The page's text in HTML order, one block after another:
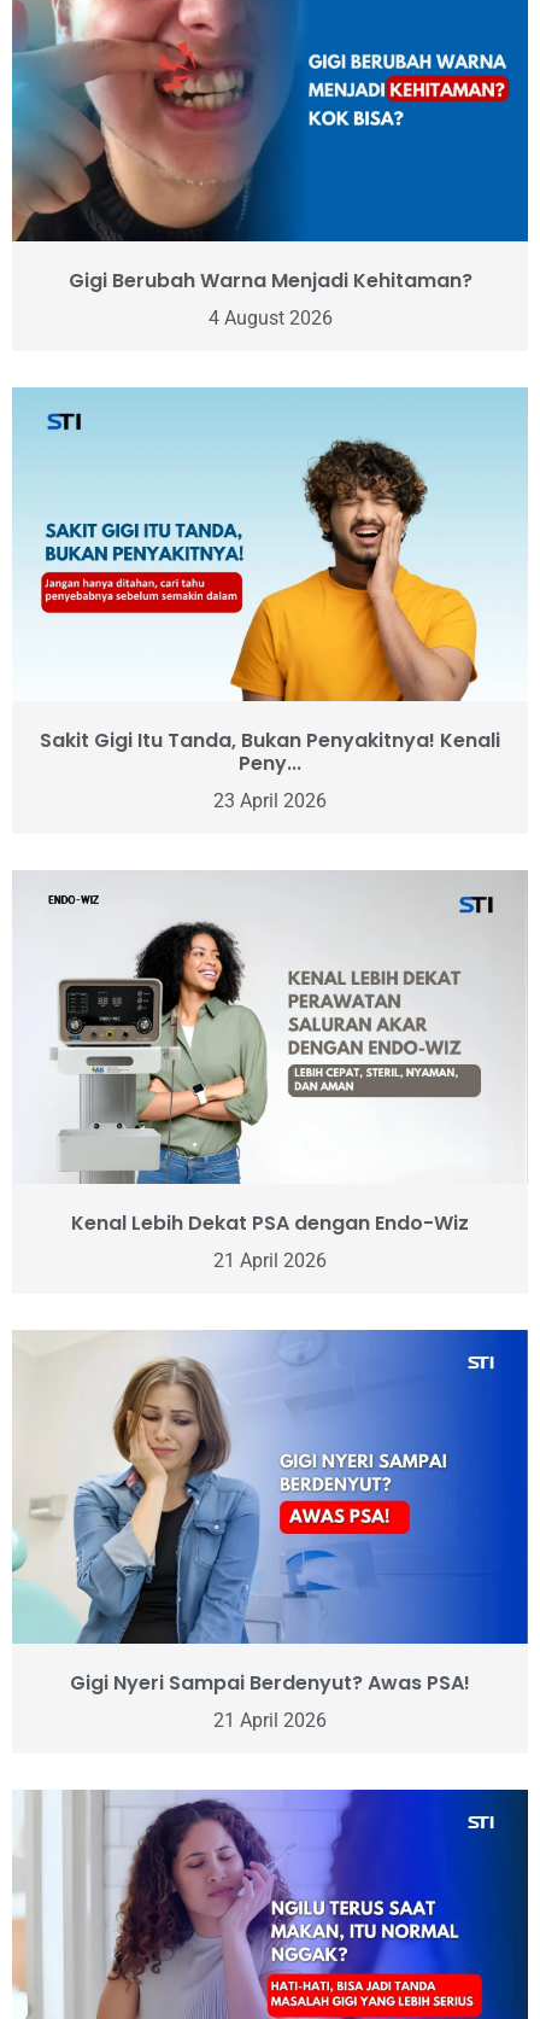
Gigi Berubah Warna Menjadi Kehitaman?
4 August 2026
Sakit Gigi Itu Tanda, Bukan Penyakitnya! Kenali
Peny...
23 April 2026
Kenal Lebih Dekat PSA dengan Endo-Wiz
21 April 2026
Gigi Nyeri Sampai Berdenyut? Awas PSA!
21 April 2026